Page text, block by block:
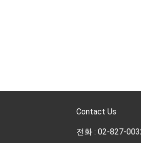
Contact Us
전화 : 02-827-